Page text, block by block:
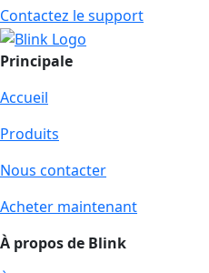
Contactez le support
Principale
Accueil
Produits
Nous contacter
Acheter maintenant
À propos de Blink